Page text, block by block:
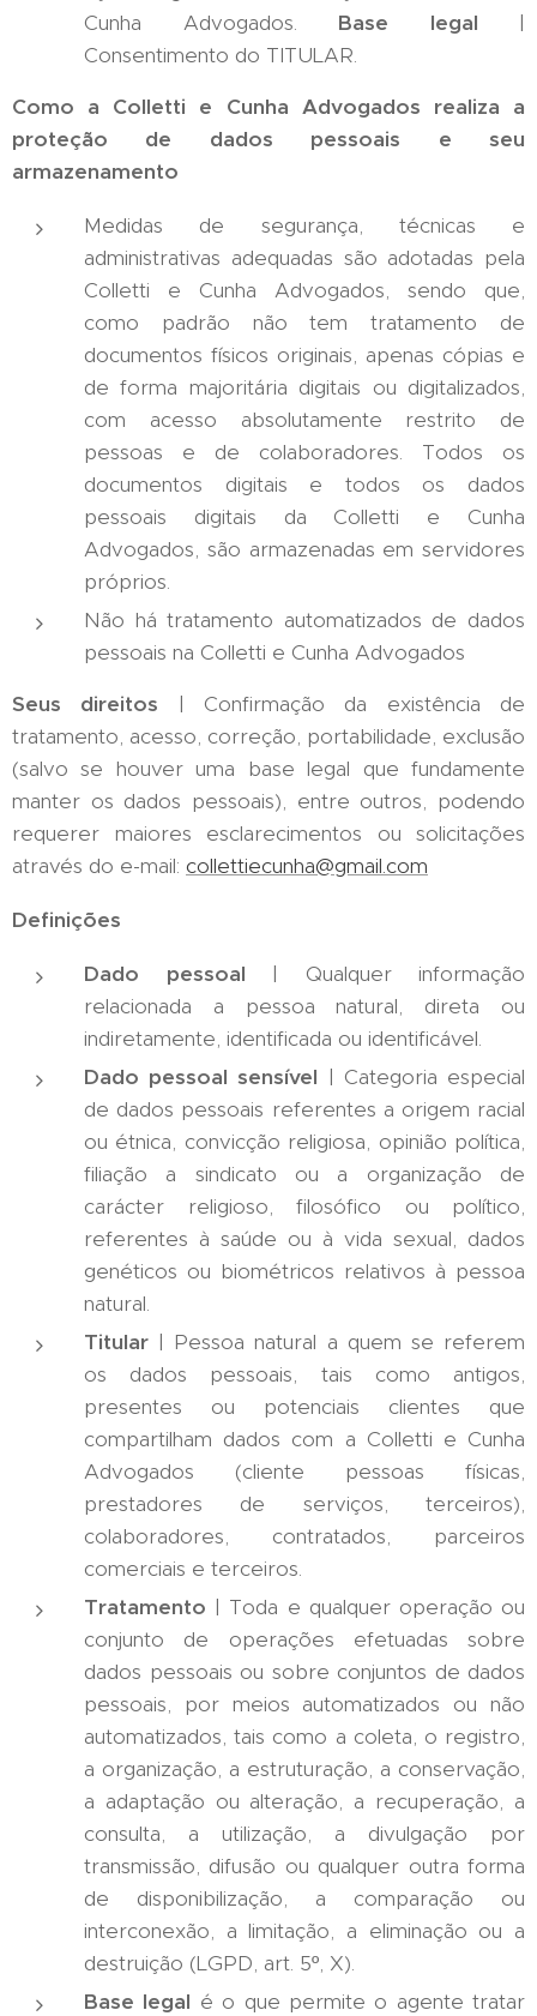
Cunha Advogados. Base legal |
Consentimento do TITULAR.
Como a Colletti e Cunha Advogados realiza a
proteção de dados pessoais e seu
armazenamento
Medidas de segurança, técnicas e
administrativas adequadas são adotadas pela
Colletti e Cunha Advogados, sendo que,
como padrão não tem tratamento de
documentos físicos originais, apenas cópias e
de forma majoritária digitais ou digitalizados,
com acesso absolutamente restrito de
pessoas e de colaboradores. Todos os
documentos digitais e todos os dados
pessoais digitais da Colletti e Cunha
Advogados, são armazenadas em servidores
próprios.
Não há tratamento automatizados de dados
pessoais na Colletti e Cunha Advogados
Seus direitos | Confirmação da existência de
tratamento, acesso, correção, portabilidade, exclusão
(salvo se houver uma base legal que fundamente
manter os dados pessoais), entre outros, podendo
requerer maiores esclarecimentos ou solicitações
através do e-mail: collettiecunha@gmail.com
Definições
Dado pessoal | Qualquer informação
relacionada a pessoa natural, direta ou
indiretamente, identificada ou identificável.
Dado pessoal sensível | Categoria especial
de dados pessoais referentes a origem racial
ou étnica, convicção religiosa, opinião política,
filiação a sindicato ou a organização de
carácter religioso, filosófico ou político,
referentes à saúde ou à vida sexual, dados
genéticos ou biométricos relativos à pessoa
natural.
Titular | Pessoa natural a quem se referem
os dados pessoais, tais como antigos,
presentes ou potenciais clientes que
compartilham dados com a Colletti e Cunha
Advogados (cliente pessoas físicas,
prestadores de serviços, terceiros),
colaboradores, contratados, parceiros
comerciais e terceiros.
Tratamento | Toda e qualquer operação ou
conjunto de operações efetuadas sobre
dados pessoais ou sobre conjuntos de dados
pessoais, por meios automatizados ou não
automatizados, tais como a coleta, o registro,
a organização, a estruturação, a conservação,
a adaptação ou alteração, a recuperação, a
consulta, a utilização, a divulgação por
transmissão, difusão ou qualquer outra forma
de disponibilização, a comparação ou
interconexão, a limitação, a eliminação ou a
destruição (LGPD, art. 5º, X).
Base legal é o que permite o agente tratar